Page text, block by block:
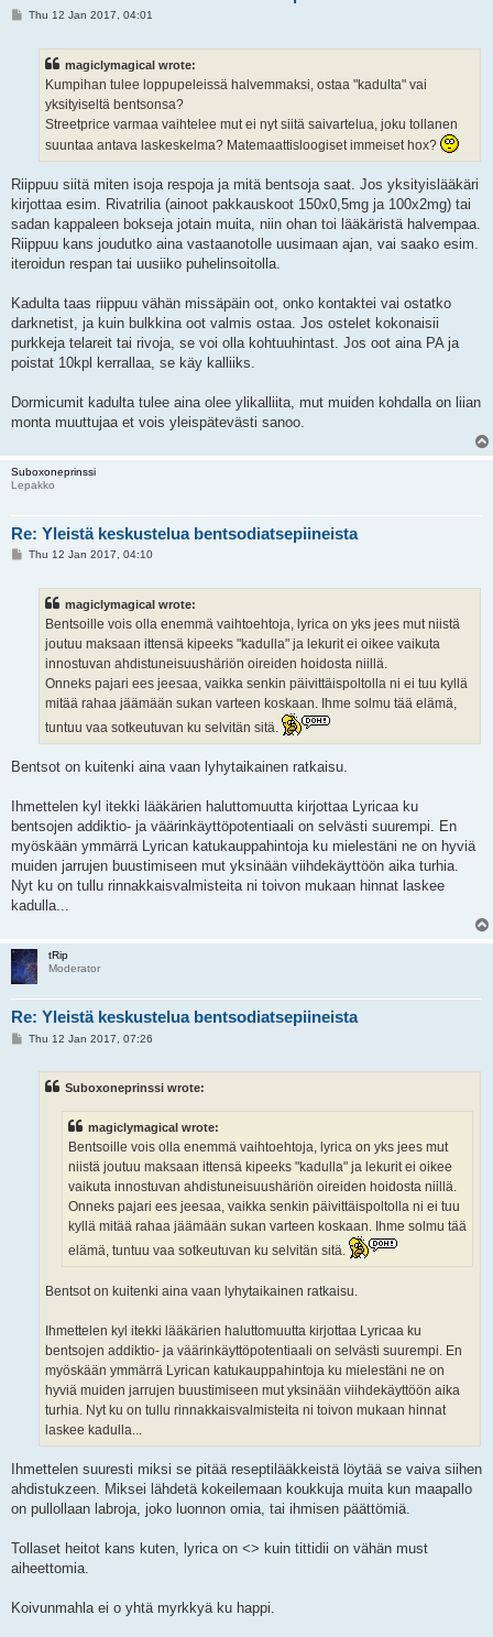
PThu 12 Jan 2017, 04:01
magiclymagical wrote:
Kumpihan tulee loppupeleissä halvemmaksi, ostaa "kadulta" vai
yksityiseltä bentsonsa?
Streetprice varmaa vaihtelee mut ei nyt siitä saivartelua, joku tollanen
suuntaa antava laskeskelma? Matemaattisloogiset immeiset hox?
Riippuu siitä miten isoja respoja ja mitä bentsoja saat. Jos yksityislääkäri
kirjottaa esim. Rivatrilia (ainoot pakkauskoot 150x0,5mg ja 100x2mg) tai
sadan kappaleen bokseja jotain muita, niin ohan toi lääkäristä halvempaa.
Riippuu kans joudutko aina vastaanotolle uusimaan ajan, vai saako esim.
iteroidun respan tai uusiiko puhelinsoitolla.
Kadulta taas riippuu vähän missäpäin oot, onko kontaktei vai ostatko
darknetist, ja kuin bulkkina oot valmis ostaa. Jos ostelet kokonaisii
purkkeja telareit tai rivoja, se voi olla kohtuuhintast. Jos oot aina PA ja
poistat 10kpl kerrallaa, se käy kalliiks.
Dormicumit kadulta tulee aina olee ylikalliita, mut muiden kohdalla on liian
monta muuttujaa et vois yleispätevästi sanoo.
Suboxoneprinssi
Lepakko
Re: Yleistä keskustelua bentsodiatsepiineista
PThu 12 Jan 2017, 04:10
magiclymagical wrote:
Bentsoille vois olla enemmä vaihtoehtoja, lyrica on yks jees mut niistä
joutuu maksaan ittensä kipeeks "kadulla" ja lekurit ei oikee vaikuta
innostuvan ahdistuneisuushäriön oireiden hoidosta niillä.
Onneks pajari ees jeesaa, vaikka senkin päivittäispoltolla ni ei tuu kyllä
mitää rahaa jäämään sukan varteen koskaan. Ihme solmu tää elämä,
tuntuu vaa sotkeutuvan ku selvitän sitä.
Bentsot on kuitenki aina vaan lyhytaikainen ratkaisu.
Ihmettelen kyl itekki lääkärien haluttomuutta kirjottaa Lyricaa ku
bentsojen addiktio- ja väärinkäyttöpotentiaali on selvästi suurempi. En
myöskään ymmärrä Lyrican katukauppahintoja ku mielestäni ne on hyviä
muiden jarrujen buustimiseen mut yksinään viihdekäyttöön aika turhia.
Nyt ku on tullu rinnakkaisvalmisteita ni toivon mukaan hinnat laskee
kadulla...
tRip
Moderator
Re: Yleistä keskustelua bentsodiatsepiineista
PThu 12 Jan 2017, 07:26
Suboxoneprinssi wrote:
magiclymagical wrote:
Bentsoille vois olla enemmä vaihtoehtoja, lyrica on yks jees mut
niistä joutuu maksaan ittensä kipeeks "kadulla" ja lekurit ei oikee
vaikuta innostuvan ahdistuneisuushäriön oireiden hoidosta niillä.
Onneks pajari ees jeesaa, vaikka senkin päivittäispoltolla ni ei tuu
kyllä mitää rahaa jäämään sukan varteen koskaan. Ihme solmu tää
elämä, tuntuu vaa sotkeutuvan ku selvitän sitä.
Bentsot on kuitenki aina vaan lyhytaikainen ratkaisu.
Ihmettelen kyl itekki lääkärien haluttomuutta kirjottaa Lyricaa ku
bentsojen addiktio- ja väärinkäyttöpotentiaali on selvästi suurempi. En
myöskään ymmärrä Lyrican katukauppahintoja ku mielestäni ne on
hyviä muiden jarrujen buustimiseen mut yksinään viihdekäyttöön aika
turhia. Nyt ku on tullu rinnakkaisvalmisteita ni toivon mukaan hinnat
laskee kadulla...
Ihmettelen suuresti miksi se pitää reseptilääkkeistä löytää se vaiva siihen
ahdistukzeen. Miksei lähdetä kokeilemaan koukkuja muita kun maapallo
on pullollaan labroja, joko luonnon omia, tai ihmisen päättömiä.
Tollaset heitot kans kuten, lyrica on <> kuin tittidii on vähän must
aiheettomia.
Koivunmahla ei o yhtä myrkkyä ku happi.